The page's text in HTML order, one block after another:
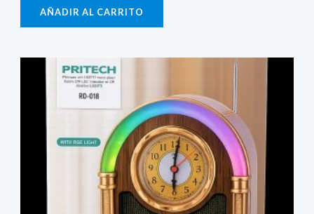
AÑADIR AL CARRITO